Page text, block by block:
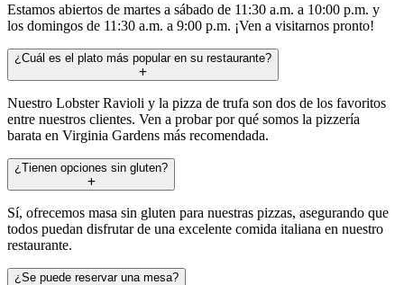
Estamos abiertos de martes a sábado de 11:30 a.m. a 10:00 p.m. y
los domingos de 11:30 a.m. a 9:00 p.m. ¡Ven a visitarnos pronto!
¿Cuál es el plato más popular en su restaurante?
Nuestro Lobster Ravioli y la pizza de trufa son dos de los favoritos
entre nuestros clientes. Ven a probar por qué somos la pizzería
barata en Virginia Gardens más recomendada.
¿Tienen opciones sin gluten?
Sí, ofrecemos masa sin gluten para nuestras pizzas, asegurando que
todos puedan disfrutar de una excelente comida italiana en nuestro
restaurante.
¿Se puede reservar una mesa?